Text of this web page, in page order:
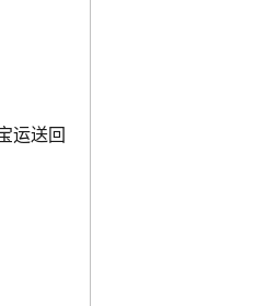
运送回